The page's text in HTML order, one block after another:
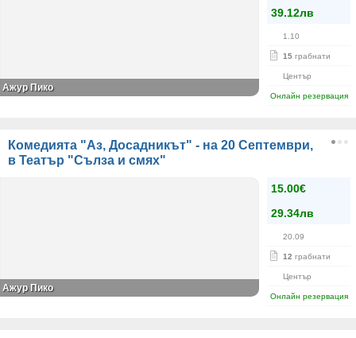
39.12лв
1.10
15 грабнати
Център
Онлайн резервация
Ажур Пико
Комедията "Аз, Досадникът" - на 20 Септември,
в Театър "Сълза и смях"
15.00€
29.34лв
20.09
12 грабнати
Център
Онлайн резервация
Ажур Пико